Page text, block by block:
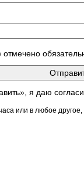
я даю
или в любое